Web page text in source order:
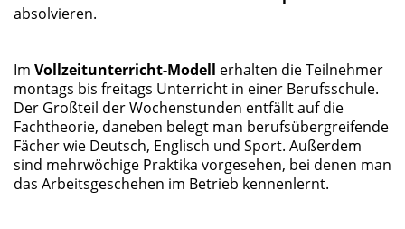
absolvieren.
Im Vollzeitunterricht-Modell erhalten die Teilnehmer
montags bis freitags Unterricht in einer Berufsschule.
Der Großteil der Wochenstunden entfällt auf die
Fachtheorie, daneben belegt man berufsübergreifende
Fächer wie Deutsch, Englisch und Sport. Außerdem
sind mehrwöchige Praktika vorgesehen, bei denen man
das Arbeitsgeschehen im Betrieb kennenlernt.